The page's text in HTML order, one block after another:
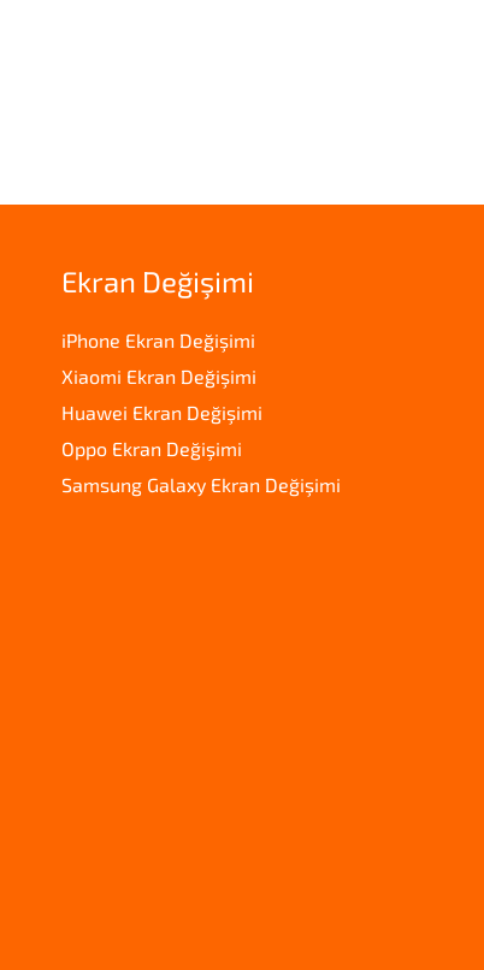
Ekran Değişimi
iPhone Ekran Değişimi
Xiaomi Ekran Değişimi
Huawei Ekran Değişimi
Oppo Ekran Değişimi
Samsung Galaxy Ekran Değişimi